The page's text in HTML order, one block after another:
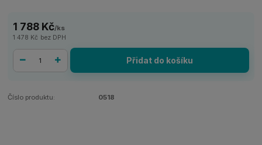
1 788 Kč/ks
1 478 Kč bez DPH
Přidat do košíku
Číslo produktu: 0518